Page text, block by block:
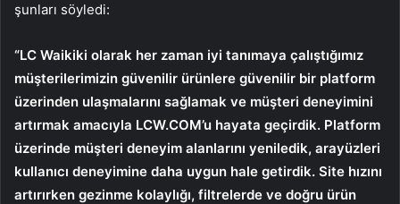
şunları söyledi:
“LC Waikiki olarak her zaman iyi tanımaya çalıştığımız
müşterilerimizin güvenilir ürünlere güvenilir bir platform
üzerinden ulaşmalarını sağlamak ve müşteri deneyimini
artırmak amacıyla LCW.COM’u hayata geçirdik. Platform
üzerinde müşteri deneyim alanlarını yeniledik, arayüzleri
kullanıcı deneyimine daha uygun hale getirdik. Site hızını
artırırken gezinme kolaylığı, filtrelerde ve doğru ürün